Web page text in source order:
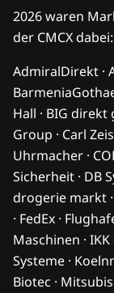
2026 waren
der CMCX dabei:
AdmiralDirekt ·
Hall · BIG direkt
Group · Carl
Uhrmacher ·
Sicherheit · DB
drogerie markt
· FedEx ·
Maschinen · IKK
Systeme ·
Biotec ·